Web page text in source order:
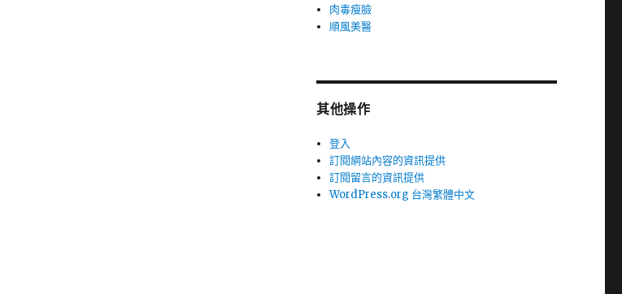
肉毒瘦臉
順風美醫
其他操作
登入
訂閱網站內容的資訊提供
訂閱留言的資訊提供
WordPress.org 台灣繁體中文